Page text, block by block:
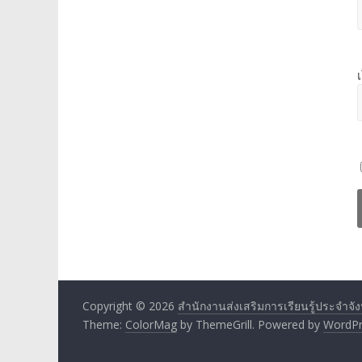
Copyright © 2026 สำนักงานส่งเสริมการเรียนรู้ประจำจั
Theme: ColorMag by ThemeGrill. Powered by